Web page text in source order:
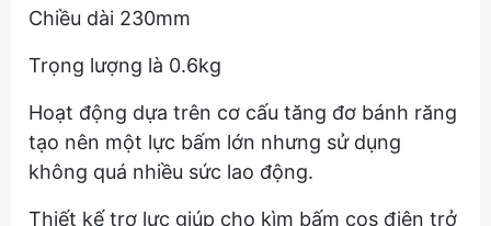
Chiều dài 230mm
Trọng lượng là 0.6kg
Hoạt động dựa trên cơ cấu tăng đơ bánh răng
tạo nên một lực bấm lớn nhưng sử dụng
không quá nhiều sức lao động.
Thiết kế trợ lực giúp cho kìm bấm cos điện trở